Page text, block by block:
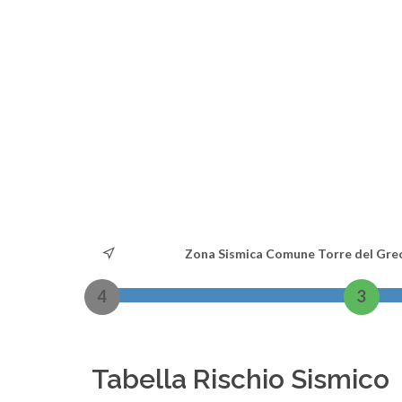
Zona Sismica Comune Torre del
4 3
Tabella Rischio Sismico